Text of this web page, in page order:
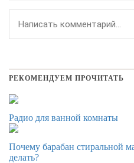
РЕКОМЕНДУЕМ ПРОЧИТАТЬ
Радио для ванной комнаты
Почему барабан стиральной
делать?